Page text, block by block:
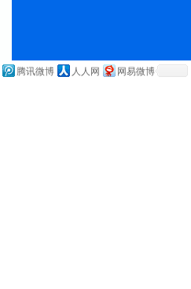
腾讯微博 人人网 网易微博